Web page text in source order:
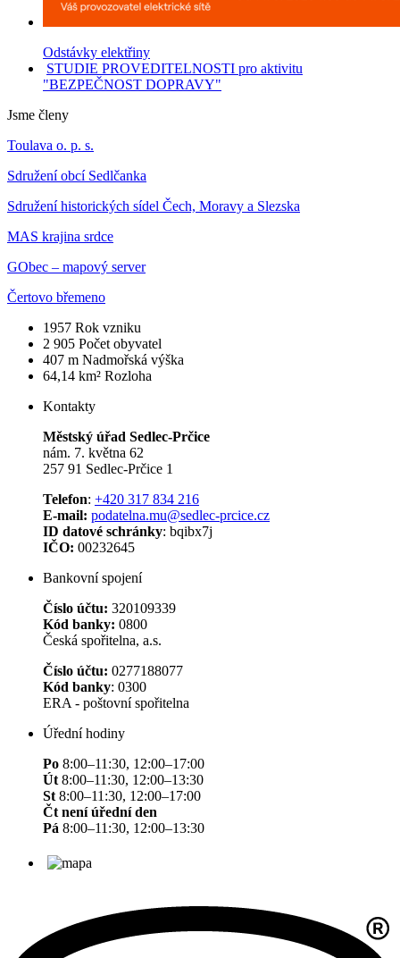
Odstávky elektřiny
STUDIE PROVEDITELNOSTI pro aktivitu
"BEZPEČNOST DOPRAVY"
Jsme členy
Toulava o. p. s.
Sdružení obcí Sedlčanka
Sdružení historických sídel Čech, Moravy a Slezska
MAS krajina srdce
GObec – mapový server
Čertovo břemeno
1957 Rok vzniku
2 905 Počet obyvatel
407 m Nadmořská výška
64,14 km² Rozloha
Kontakty
Městský úřad Sedlec-Prčice
nám. 7. května 62
257 91 Sedlec-Prčice 1
Telefon: +420 317 834 216
E-mail: podatelna.mu@sedlec-prcice.cz
ID datové schránky: bqibx7j
IČO: 00232645
Bankovní spojení
Číslo účtu: 320109339
Kód banky: 0800
Česká spořitelna, a.s.
Číslo účtu: 0277188077
Kód banky: 0300
ERA - poštovní spořitelna
Úřední hodiny
Po 8:00–11:30, 12:00–17:00
Út 8:00–11:30, 12:00–13:30
St 8:00–11:30, 12:00–17:00
Čt není úřední den
Pá 8:00–11:30, 12:00–13:30